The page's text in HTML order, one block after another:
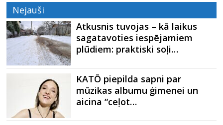
Nejauši
Atkusnis tuvojas – kā laikus
sagatavoties iespējamiem
plūdiem: praktiski soļi…
KATŌ piepilda sapni par
mūzikas albumu ģimenei un
aicina “ceļot…